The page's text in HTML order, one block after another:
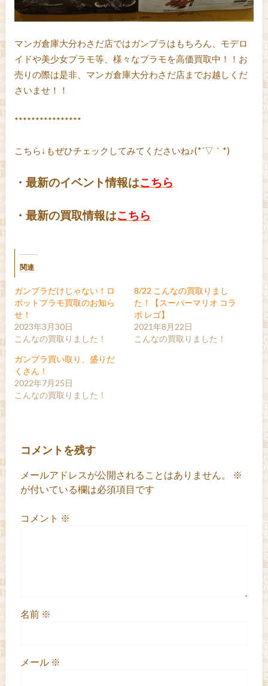
マンガ倉庫大分わさだ店ではガンプラはもちろん、モデロ
イドや美少女プラモ等、様々なプラモを高価買取中！！お
売りの際は是非、マンガ倉庫大分わさだ店までお越しくだ
さいませ！！
****************
こちら↓もぜひチェックしてみてくださいね♪(*´▽｀*)
・最新のイベント情報はこちら
・最新の買取情報はこちら
関連
ガンブラだけじゃない！ロ
ボットプラモ買取のお知ら
せ！
2023年3月30日
こんなの買取りました！
8/22 こんなの買取りまし
た！【スーパーマリオ コラ
ボ レゴ】
2021年8月22日
こんなの買取りました！
ガンプラ買い取り、盛りだ
くさん！
2022年7月25日
こんなの買取りました！
コメントを残す
メールアドレスが公開されることはありません。
※
が付いている欄は必須項目です
コメント ※
名前 ※
メール ※